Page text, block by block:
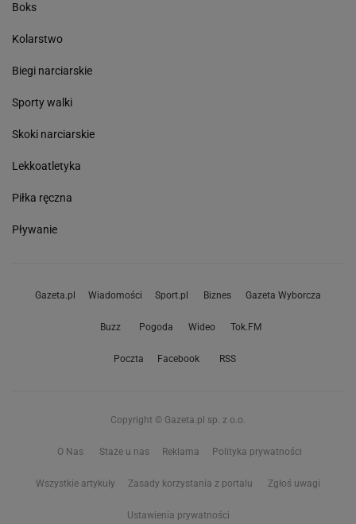
Boks
Kolarstwo
Biegi narciarskie
Sporty walki
Skoki narciarskie
Lekkoatletyka
Piłka ręczna
Pływanie
Gazeta.pl Wiadomości Sport.pl Biznes Gazeta Wyborcza
Buzz Pogoda Wideo Tok.FM
Poczta Facebook RSS
Copyright © Gazeta.pl sp. z o.o.
O Nas Staże u nas Reklama Polityka prywatności
Wszystkie artykuły Zasady korzystania z portalu Zgłoś uwagi
Ustawienia prywatności